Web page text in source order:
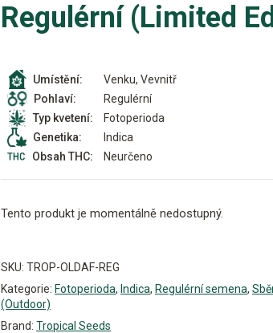
Regulérní (Limited
Umístění:
Venku, Vevnitř
Pohlaví:
Regulérní
Typ kvetení:
Fotoperioda
Genetika:
Indica
Obsah THC:
Neurčeno
Tento produkt je momentálně nedostupný.
SKU: TROP-OLDAF-REG
Kategorie: Fotoperioda, Indica, Regulérní semena,
(Outdoor)
Brand: Tropical Seeds